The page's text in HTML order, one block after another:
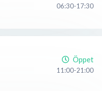
06:30-17:30
Öppet
11:00-21:00